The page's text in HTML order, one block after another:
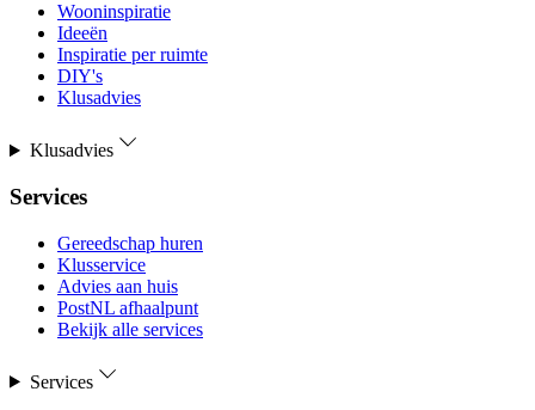
Wooninspiratie
Ideeën
Inspiratie per ruimte
DIY's
Klusadvies
Klusadvies
Services
Gereedschap huren
Klusservice
Advies aan huis
PostNL afhaalpunt
Bekijk alle services
Services